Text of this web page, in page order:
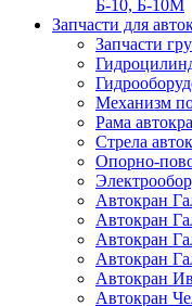
Б-10, Б-10М
Запчасти для
Запчасти
Механизм
Рама
Стрела
Опорно-
Автокран
Автокран
Автокран
Автокран
Автокран
Автокран